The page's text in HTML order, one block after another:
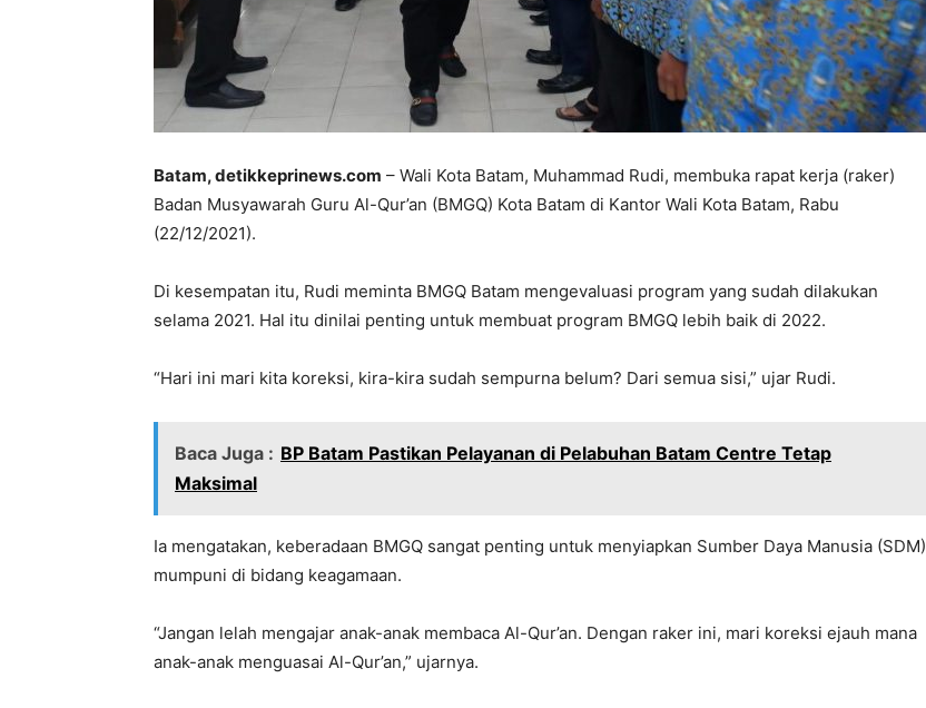
Batam, detikkeprinews.com – Wali Kota Batam, Muhammad Rudi, membuka rapat kerja (raker)
Badan Musyawarah Guru Al-Qur’an (BMGQ) Kota Batam di Kantor Wali Kota Batam, Rabu
(22/12/2021).
Di kesempatan itu, Rudi meminta BMGQ Batam mengevaluasi program yang sudah dilakukan
selama 2021. Hal itu dinilai penting untuk membuat program BMGQ lebih baik di 2022.
“Hari ini mari kita koreksi, kira-kira sudah sempurna belum? Dari semua sisi,” ujar Rudi.
Baca Juga : BP Batam Pastikan Pelayanan di Pelabuhan Batam Centre Tetap
Maksimal
Ia mengatakan, keberadaan BMGQ sangat penting untuk menyiapkan Sumber Daya Manusia (SDM)
mumpuni di bidang keagamaan.
“Jangan lelah mengajar anak-anak membaca Al-Qur’an. Dengan raker ini, mari koreksi ejauh mana
anak-anak menguasai Al-Qur’an,” ujarnya.